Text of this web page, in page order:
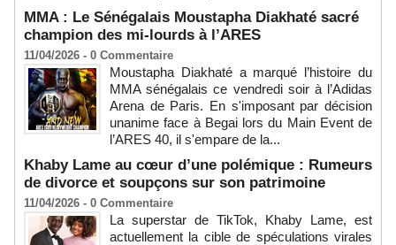
MMA : Le Sénégalais Moustapha Diakhaté sacré
champion des mi-lourds à l’ARES
11/04/2026 - 0 Commentaire
Moustapha Diakhaté a marqué l’histoire du
MMA sénégalais ce vendredi soir à l’Adidas
Arena de Paris. En s'imposant par décision
unanime face à Begai lors du Main Event de
l’ARES 40, il s'empare de la...
Khaby Lame au cœur d’une polémique : Rumeurs
de divorce et soupçons sur son patrimoine
11/04/2026 - 0 Commentaire
La superstar de TikTok, Khaby Lame, est
actuellement la cible de spéculations virales